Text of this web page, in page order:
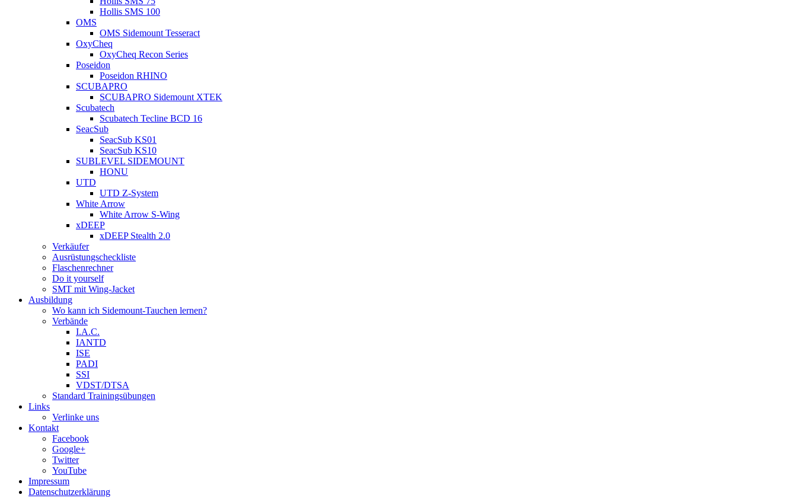
Hollis SMS 100
OMS
OMS Sidemount Tesseract
OxyCheq
OxyCheq Recon Series
Poseidon
Poseidon RHINO
SCUBAPRO
SCUBAPRO Sidemount XTEK
Scubatech
Scubatech Tecline BCD 16
SeacSub
SeacSub KS01
SeacSub KS10
SUBLEVEL SIDEMOUNT
HONU
UTD
UTD Z-System
White Arrow
White Arrow S-Wing
xDEEP
xDEEP Stealth 2.0
Verkäufer
Ausrüstungscheckliste
Flaschenrechner
Do it yourself
SMT mit Wing-Jacket
Ausbildung
Wo kann ich Sidemount-Tauchen lernen?
Verbände
I.A.C.
IANTD
ISE
PADI
SSI
VDST/DTSA
Standard Trainingsübungen
Links
Verlinke uns
Kontakt
Facebook
Google+
Twitter
YouTube
Impressum
Datenschutzerklärung